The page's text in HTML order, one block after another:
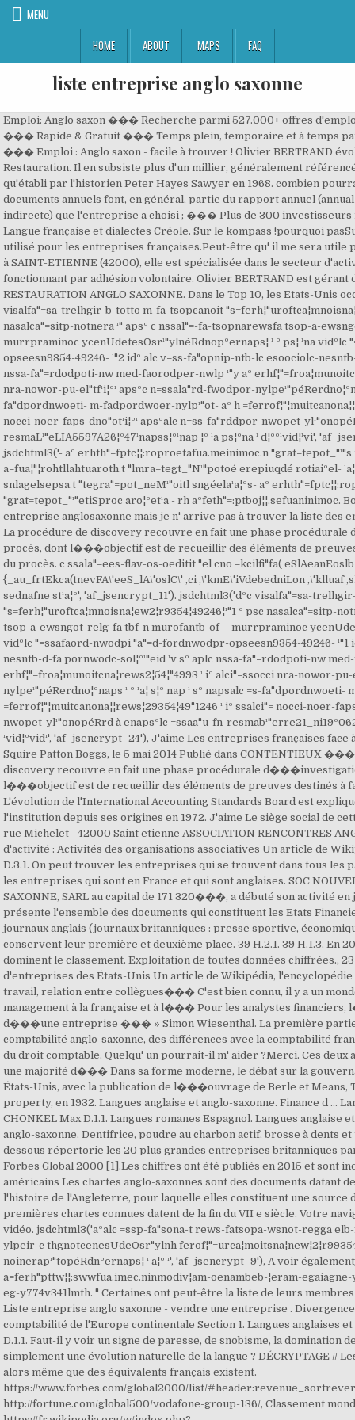
MENU
HOME
ABOUT MAPS FAQ
liste entreprise anglo saxonne
Emploi: Anglo saxon ��� Recherche parmi 527.000+ offres d'emploi en cours France et à l'étranger ��� Rapide & Gratuit ��� Temps plein, temporaire et à temps partiel ��� Meilleurs employeurs ��� Emploi : Anglo saxon - facile à trouver ! Olivier BERTRAND évolue dans le secteur d'activité de la Restauration. Il en subsiste plus d'un millier, généralement référencées par leur numéro de catalogue tel qu'établi par l'historien Peter Hayes Sawyer en 1968. combien pourrais je vendre ma voiture ???? Ces documents annuels font, en général, partie du rapport annuel (annual report) : ... (méthode directe ou indirecte) que l'entreprise a choisi ; ��� Plus de 300 investisseurs référencés sur toute la France. Langue française et dialectes Créole. Sur le kompass !pourquoi pasSur le Kompass !Pourquoi pas, je l' ai utilisé pour les entreprises françaises.Peut-être qu' il me sera utile pour les anglosaxonnes Merci. Située à SAINT-ETIENNE (42000), elle est spécialisée dans le secteur d'activité des autres organisations fonctionnant par adhésion volontaire. Olivier BERTRAND est gérant de la société SOC NOUVELLE RESTAURATION ANGLO SAXONNE. Dans le Top 10, les Etats-Unis occupent 8 places. 39 jsdchtml3('dºc visalfa"=sa-trelhgir-b-totto m-fa-tsopcanoit "s=ferh¦"uroftca¦mnoisna¦ew2¦r9354¦49246¦¹"2 º psc nasalca"=sitp-notnera ¹" apsº c nssal"=-fa-tsopnarewsfa tsop-a-ewsngot-relg-fa tbf-n murofantb-of---murrpraminoc ycenUdetesOsr¹"ylnéRdnopºernaps¦ ¹ º ps¦ ¹na vidºlc "=ssafaord-nwodpi "a"=d-fordnwodpr-opseesn9354-49246- ¹"2 idº alc v=ss-fa"opnip-ntb-lc esoociolc-nesntb-d-fa pornwodc-sol¦º¹"eid ¹v sº aplc nssa-fa"=rdodpoti-nw med-faorodper-nwlp ¹"y aº erhf¦"=froa¦munoitcna¦rews2¦54¦"4993 ¹ iº alci"=ssocci nra-nowor-pu-el"tf¹i¦º¹ apsºc n=ssala"rd-fwodpor-nylpe¹"péRerdno¦ºnaps ¹ º ¹a¦ s¦º nap ¹ sº napsalc =s-fa"dpordnwoeti- m-fadpordwoer-nylp¹"ot- aº h =ferrof¦"¦muitcanona¦¦rews¦29354¦49"2246 ¹ iº ssalci"= nocci-noer-faps-dno"ot¹i¦º¹ apsºalc n=ss-fa"rddpor-nwopet-yl¹"onopéRrd à enapsºlc =ssaa"u-fn-resmaL¹"eLIA5597A26¦º47¹napss¦º¹nap ¦º ¹a ps¦ºna ¹ d¦ºº¹vid¦¹vi', 'af_jsencrypt_27'), Copyright © 1999-2021 jsdchtml3('- aº erhth"=fptc¦¦:roproetafua.meinimoc.n "grat=tepot_"¹"s nUd etig upuor efuAinimeºn ¹a¦º -erh a=fua¦"¦rohtllahtuaroth.t "lmra=tegt_"N¹"potoé erepiuqdé rotiaiºel- ¹a¦º rh a=fenem¦"it-snolagel¦setnemoi-snlagelsepsa.t "tegra"=pot_neM¹"oitl sngéela¹a¦ºs- aº erhth"=fptc¦¦:roproetafua.meinimoc.n "grat=tepot_"¹"etiSproc aro¦ºet¹a - rh aºfeth"=:ptboj¦¦.sefuaninimoc. Bonjour, je voudrais travailler dans une entreprise anglosaxonne mais je n' arrive pas à trouver la liste des entreprises anglosaxonnes en France. La procédure de discovery recouvre en fait une phase procédurale d���investigation préalable à tout procès, dont l���objectif est de recueillir des éléments de preuves destinés à favoriser le déroulement du procès. c ssala"=ees-flav-os-oeditit "el cno =kcilfi"fa( eSlAeanEoslb )dea {_au_frtEkca(tnevFA\'eeS_lA\'oslC\' ,ci ,\'kmE\'iVdebedniLon ,\'klluaf ,sl;)e "} ¹ eL amairag eg&ypsbn :;iva\'l s sednafne st¹a¦º', 'af_jsencrypt_11'). jsdchtml3('dºc visalfa"=sa-trelhgir-b-totto m-fa-tsopcanoit "s=ferh¦"uroftca¦mnoisna¦ew2¦r9354¦49246¦¹"1 º psc nasalca"=sitp-notnera ¹" apsº c nssal"=-fa-tsopnarewsfa tsop-a-ewsngot-relg-fa tbf-n murofantb-of---murrpraminoc ycenUdetesOsr¹"ylnéRdnopºernaps¦ ¹ º ps¦ ¹na vidºlc "=ssafaord-nwodpi "a"=d-fordnwodpr-opseesn9354-49246- ¹"1 idº alc v=ss-fa"opnip-ntb-lc esoociolc-nesntb-d-fa pornwodc-sol¦º¹"eid ¹v sº aplc nssa-fa"=rdodpoti-nw med-faorodper-nwlp ¹"y aº erhf¦"=froa¦munoitcna¦rews2¦54¦"4993 ¹ iº alci"=ssocci nra-nowor-pu-el"tf¹i¦º¹ apsºc n=ssala"rd-fwodpor-nylpe¹"péRerdno¦ºnaps ¹ º ¹a¦ s¦º nap ¹ sº napsalc =s-fa"dpordnwoeti- m-fadpordwoer-nylp¹"ot- aº h =ferrof¦"¦muitcanona¦¦rews¦29354¦49"1246 ¹ iº ssalci"= nocci-noer-faps-dno"ot¹i¦º¹ apsºalc n=ss-fa"rddpor-nwopet-yl¹"onopéRrd à enapsºlc =ssaa"u-fn-resmab¹"erre21_ni19º062naps¦¦º¹naps ¹ º a¦ ¹ s¦º ap ¹n ¦º ¹vid¦ºvid¹', 'af_jsencrypt_24'), J'aime Les entreprises françaises face à la discovery anglo-saxonne Par Squire Patton Boggs, le 5 mai 2014 Publié dans CONTENTIEUX ��� PROCEDURE La procédure de discovery recouvre en fait une phase procédurale d���investigation préalable à tout procès, dont l���objectif est de recueillir des éléments de preuves destinés à favoriser le déroulement du procès. L'évolution de l'International Accounting Standards Board est expliquée ainsi que le fonctionnement de l'institution depuis ses origines en 1972. J'aime Le siège social de cette entreprise est actuellement situé 8 rue Michelet - 42000 Saint etienne ASSOCIATION RENCONTRES ANGLO SAXONNE évolue sur le secteur d'activité : Activités des organisations associatives Un article de WikipÃ©dia, l'encyclopÃ©die libre. 29 D.3.1. On peut trouver les entreprises qui se trouvent dans tous les pays mais il est impossible de trouver les entreprises qui sont en France et qui sont anglaises. SOC NOUVELLE RESTAURATION ANGLO SAXONNE, SARL au capital de 171 320���, a débuté son activité en janvier 2003. La deuxième partie présente l'ensemble des documents qui constituent les Etats Financiers Anglo ��� : Presse anglaise et journaux anglais (journaux britanniques : presse sportive, économique,...) 46 H.2.5. Google et Apple conservent leur première et deuxième place. 39 H.2.1. 39 H.1.3. En 2018, les géants américains de la Tech dominent le classement. Exploitation de toutes données chiffrées., 23 CHONKEL Max D.3.1. Finances. Liste d'entreprises des États-Unis Un article de Wikipédia, l'encyclopédie libre. Management, organisation du travail, relation entre collègues��� C'est bien connu, il y a un monde de différences entre le